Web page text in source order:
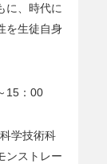
に、時代に
を生徒自身
15：00
学技術科
ンストレー